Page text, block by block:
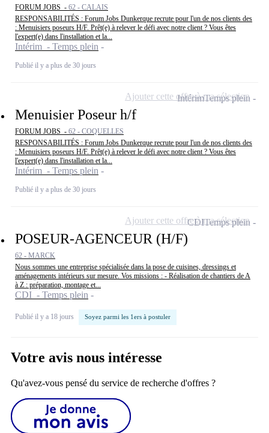
FORUM JOBS - 62 - CALAIS
RESPONSABILITÉS : Forum Jobs Dunkerque recrute pour l'un de nos clients des
: Menuisiers poseurs H/F. Prêt(e) à relever le défi avec notre client ? Vous êtes
l'expert(e) dans l'installation et la...
Intérim - Temps plein
Publié il y a plus de 30 jours
Menuisier Poseur h/f
FORUM JOBS - 62 - COQUELLES
RESPONSABILITÉS : Forum Jobs Dunkerque recrute pour l'un de nos clients des
: Menuisiers poseurs H/F. Prêt(e) à relever le défi avec notre client ? Vous êtes
l'expert(e) dans l'installation et la...
Intérim - Temps plein
Publié il y a plus de 30 jours
IntérimTemps plein
Ajouter cette offre à ma sélection
POSEUR-AGENCEUR (H/F)
62 - MARCK
Nous sommes une entreprise spécialisée dans la pose de cuisines, dressings et
aménagements intérieurs sur mesure. Vos missions : - Réalisation de chantiers de A
à Z : préparation, montage et...
CDI - Temps plein
Publié il y a 18 jours Soyez parmi les 1ers à postuler
CDITemps plein
Ajouter cette offre à ma sélection
Votre avis nous intéresse
Qu'avez-vous pensé du service de recherche d'offres ?